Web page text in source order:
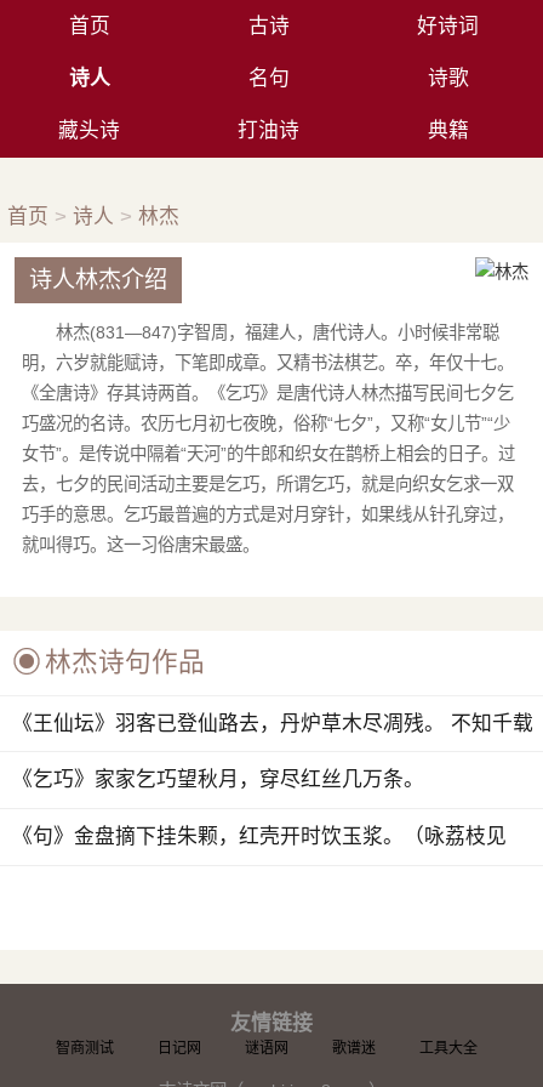
首页 古诗 好诗词
诗人 名句 诗歌
藏头诗 打油诗 典籍
首页 > 诗人 > 林杰
诗人林杰介绍
林杰(831—847)字智周，福建人，唐代诗人。小时候非常聪
明，六岁就能赋诗，下笔即成章。又精书法棋艺。卒，年仅十七。
《全唐诗》存其诗两首。《乞巧》是唐代诗人林杰描写民间七夕乞
巧盛况的名诗。农历七月初七夜晚，俗称“七夕”，又称“女儿节”“少
女节”。是传说中隔着“天河”的牛郎和织女在鹊桥上相会的日子。过
去，七夕的民间活动主要是乞巧，所谓乞巧，就是向织女乞求一双
巧手的意思。乞巧最普遍的方式是对月穿针，如果线从针孔穿过，
就叫得巧。这一习俗唐宋最盛。
林杰诗句作品
《王仙坛》羽客已登仙路去，丹炉草木尽凋残。 不知千载
归何日，...
《乞巧》家家乞巧望秋月，穿尽红丝几万条。
《句》金盘摘下挂朱颗，红壳开时饮玉浆。（咏荔枝见
友情链接
智商测试 日记网 谜语网 歌谱迷 工具大全